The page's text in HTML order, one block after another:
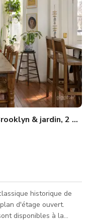
& jardin, 2
historique de
d'étage ouvert.
disponibles à la